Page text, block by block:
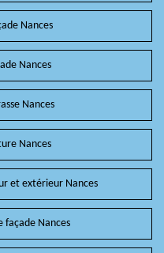
Nances
Nances
Nances
Nances
et extérieur Nances
façade Nances